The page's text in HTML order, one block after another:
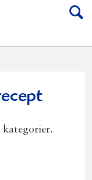
Till Norrmejerier
kategorier.